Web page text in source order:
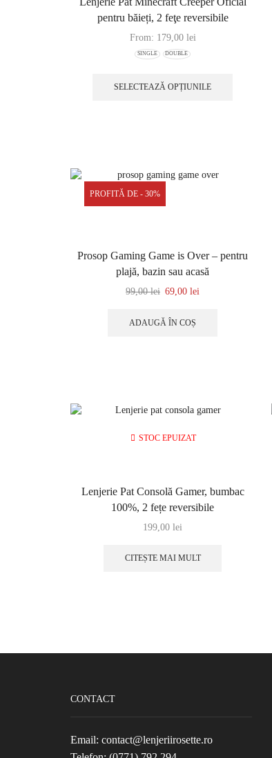
pentru băieți, 2 feţe reversibile
From: 179,00 lei
SINGLE DOUBLE
SELECTEAZĂ OPȚIUNILE
PROFITĂ DE - 30%
Prosop Gaming Game is Over – pentru
plajă, bazin sau acasă
99,00lei 69,00 lei
ADAUGĂ ÎN COȘ
STOC EPUIZAT
Lenjerie Pat Consolă Gamer, bumbac
100%, 2 fețe reversibile
199,00 lei
CITEȘTE MAI MULT
CONTACT
Email: contact@lenjeriirosette.ro